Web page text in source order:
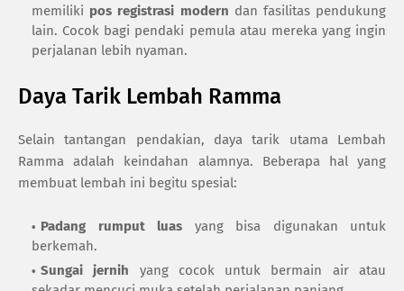
memiliki pos registrasi modern dan fasilitas pendukung
lain. Cocok bagi pendaki pemula atau mereka yang ingin
perjalanan lebih nyaman.
Daya Tarik Lembah Ramma
Selain tantangan pendakian, daya tarik utama Lembah
Ramma adalah keindahan alamnya. Beberapa hal yang
membuat lembah ini begitu spesial:
Padang rumput luas yang bisa digunakan untuk
berkemah.
Sungai jernih yang cocok untuk bermain air atau